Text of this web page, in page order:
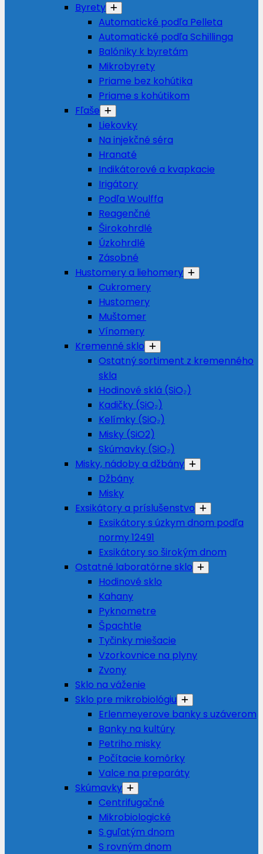
Byrety
Automatické podľa Pelleta
Automatické podľa Schillinga
Balóniky k byretám
Mikrobyrety
Priame bez kohútika
Priame s kohútikom
Fľaše
Liekovky
Na injekčné séra
Hranaté
Indikátorové a kvapkacie
Irigátory
Podľa Woulffa
Reagenčné
Širokohrdlé
Úzkohrdlé
Zásobné
Hustomery a liehomery
Cukromery
Hustomery
Muštomer
Vínomery
Kremenné sklo
Ostatný sortiment z kremenného
skla
Hodinové sklá (SiO₂)
Kadičky (SiO₂)
Kelímky (SiO₂)
Misky (SiO2)
Skúmavky (SiO₂)
Misky, nádoby a džbány
Džbány
Misky
Exsikátory a príslušenstvo
Exsikátory s úzkym dnom podľa
normy 12491
Exsikátory so širokým dnom
Ostatné laboratórne sklo
Hodinové sklo
Kahany
Pyknometre
Špachtle
Tyčinky miešacie
Vzorkovnice na plyny
Zvony
Sklo na váženie
Sklo pre mikrobiológiu
Erlenmeyerove banky s uzáverom
Banky na kultúry
Petriho misky
Počítacie komôrky
Valce na preparáty
Skúmavky
Centrifugačné
Mikrobiologické
S guľatým dnom
S rovným dnom